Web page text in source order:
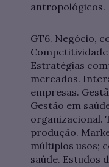
antropológicos.
GT6. Negócio,
Estratégias
mercados.
empresas.
Gestão em
organizacional.
produção.
múltiplos usos;
saúde. Estudos